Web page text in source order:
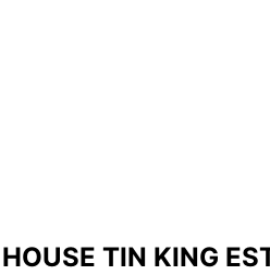
TIN KING